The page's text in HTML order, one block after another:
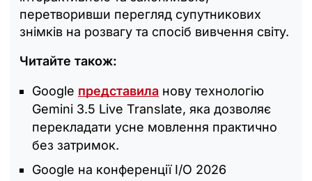
перетворивши перегляд супутникових
знімків на розвагу та спосіб вивчення світу.
Читайте також:
Google представила нову технологію
Gemini 3.5 Live Translate, яка дозволяє
перекладати усне мовлення практично
без затримок.
Google на конференції I/O 2026